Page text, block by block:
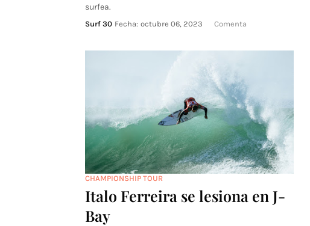
surfea.
Surf 30 Fecha: octubre 06, 2023 Comenta
CHAMPIONSHIP TOUR
Italo Ferreira se lesiona en J-
Bay